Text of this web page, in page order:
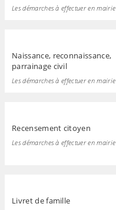
Les démarches à effectuer en mairie
Naissance, reconnaissance,
parrainage civil
Les démarches à effectuer en mairie
Recensement citoyen
Les démarches à effectuer en mairie
Livret de famille